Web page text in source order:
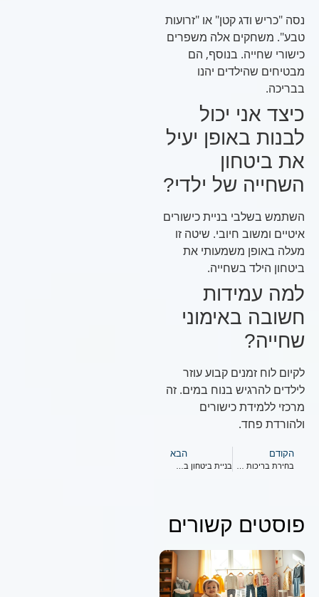
נסה "כריש ודג קטן" או "זרועות
טבע". משחקים אלה משפרים
כישורי שחייה. בנוסף, הם
מבטיחים שהילדים יהנו
בבריכה.
כיצד אני יכול
לבנות באופן יעיל
את ביטחון
השחייה של ילדי?
השתמש בשלבי בניית כישורים
איטיים ומשוב חיובי. שיטה זו
מעלה באופן משמעותי את
ביטחון הילד בשחייה.
למה עמידות
חשובה באימוני
שחייה?
לקיום לוח זמנים קבוע עוזר
לילדים להרגיש בנוח במים. זה
מרכזי ללמידת כישורים
ולהורדת פחד.
הקודם
בחירת בריכות שחייה מושלמות עבור תינוקות: מה לשקול
הבא
בניית ביטחון במים: טיפים לטף שלמד לשחות
פוסטים קשורים